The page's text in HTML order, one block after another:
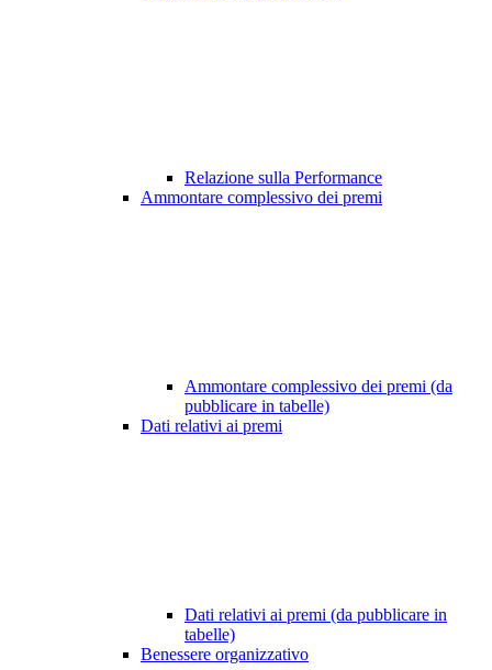
Relazione sulla Performance
Ammontare complessivo dei premi
Ammontare complessivo dei premi (da
pubblicare in tabelle)
Dati relativi ai premi
Dati relativi ai premi (da pubblicare in
tabelle)
Benessere organizzativo